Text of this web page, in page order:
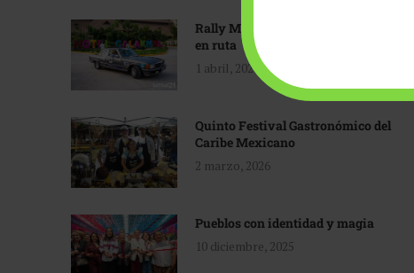
Rally Maya: Herencia automotriz
en ruta
1 abril, 2026
Quinto Festival Gastronómico del
Caribe Mexicano
2 marzo, 2026
Pueblos con identidad y magia
10 diciembre, 2025